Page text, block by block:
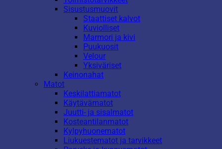
Sisustusmuovit
Staattiset kalvot
Kuviolliset
Marmori ja kivi
Puukuosit
Velour
Yksiväriset
Keinonahat
Matot
Keskilattiamatot
Käytävämatot
Juutti- ja sisalmatot
Kosteantilanmatot
Kylpyhuonematot
Liukuestematot ja tarvikkeet